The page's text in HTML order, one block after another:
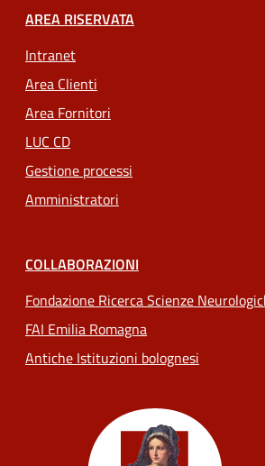
AREA RISERVATA
Intranet
Area Clienti
Area Fornitori
LUC CD
Gestione processi
Amministratori
COLLABORAZIONI
Fondazione Ricerca Scienze
FAI Emilia Romagna
Antiche Istituzioni bolognesi